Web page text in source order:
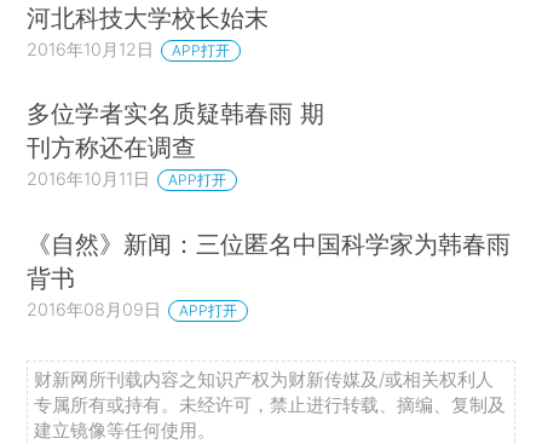
河北科技大学校长始末
2016年10月12日 APP打开
多位学者实名质疑韩春雨 期
刊方称还在调查
2016年10月11日 APP打开
《自然》新闻：三位匿名中国科学家为韩春雨
背书
2016年08月09日 APP打开
财新网所刊载内容之知识产权为财新传媒及/或相关权利人
专属所有或持有。未经许可，禁止进行转载、摘编、复制及
建立镜像等任何使用。